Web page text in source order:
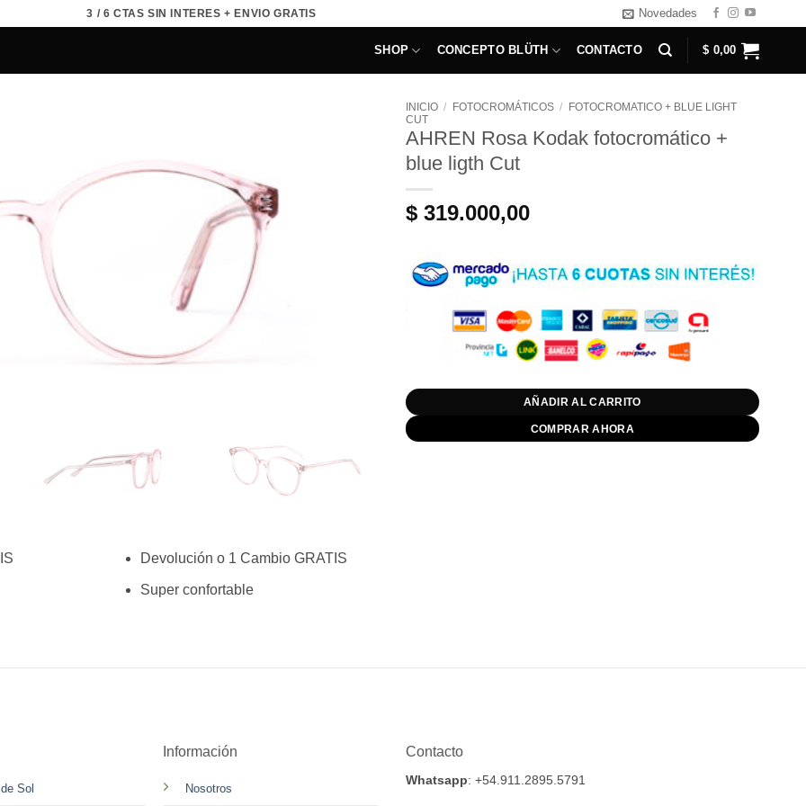
3 / 6 CTAS SIN INTERES + ENVIO GRATIS Novedades
SHOP CONCEPTO BLÜTH CONTACTO $ 0,00
Devolución o 1 Cambio GRATIS
Super confortable
INICIO / FOTOCROMÁTICOS /
FOTOCROMATICO + BLUE LIGHT
CUT
AHREN Rosa Kodak fotocromático +
blue ligth Cut
$319.000,00
AÑADIR AL CARRITO
COMPRAR AHORA
Sol
Información
Nosotros
Contacto
Whatsapp: +54.911.2895.5791